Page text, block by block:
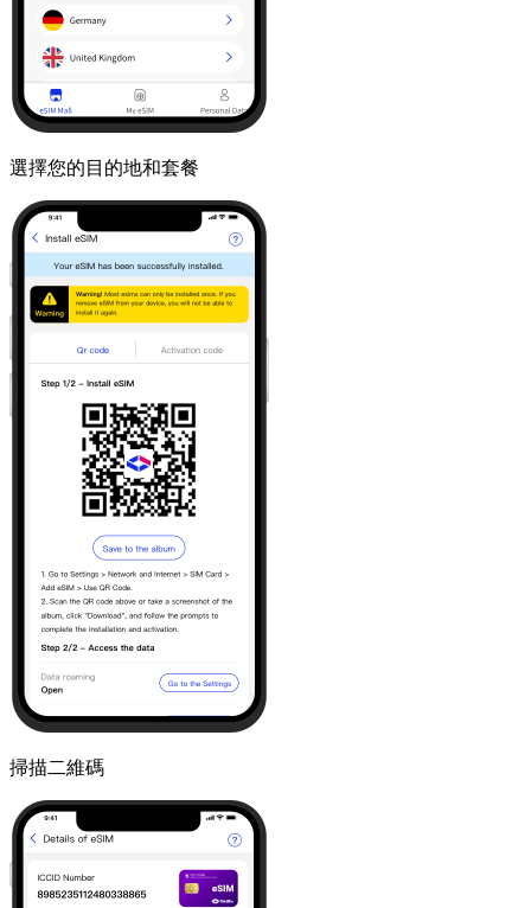
選擇您的目的地和套餐
掃描二維碼